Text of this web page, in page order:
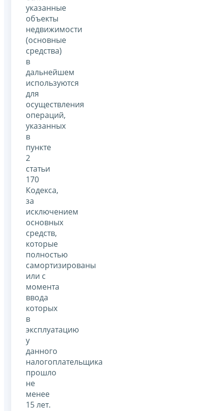
указанные
объекты
недвижимости
(основные
средства)
в
дальнейшем
используются
для
осуществления
операций,
указанных
в
пункте
2
статьи
170
Кодекса,
за
исключением
основных
средств,
которые
полностью
самортизированы
или с
момента
ввода
которых
в
эксплуатацию
у
данного
налогоплательщика
прошло
не
менее
15 лет.